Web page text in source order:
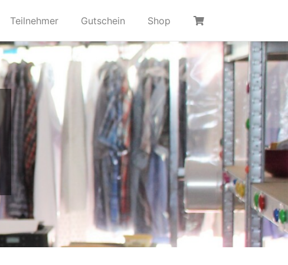
Teilnehmer Gutschein Shop